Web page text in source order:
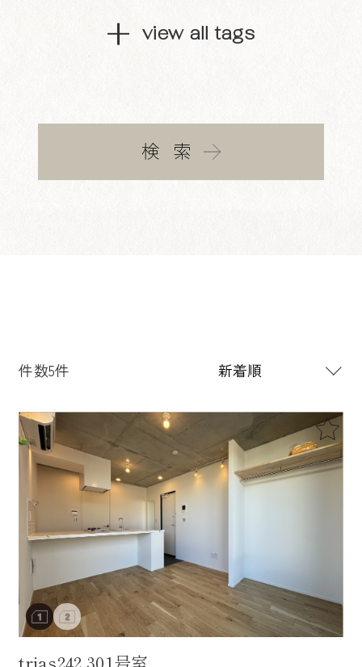
view all tags
検索
件数5件